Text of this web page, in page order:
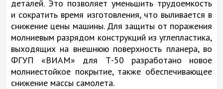
деталей. Это позволяет уменьшить трудоемкость
и сократить время изготовления, что выливается в
снижение цены машины. Для защиты от поражения
молниевым разрядом конструкций из углепластика,
выходящих на внешнюю поверхность планера, во
ФГУП «ВИАМ» для Т-50 разработано новое
молниестойкое покрытие, также обеспечивающее
снижение массы самолета.